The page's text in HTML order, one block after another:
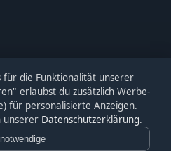
Bewertungen basieren auf
für die Funktionalität unserer
erlaubst du zusätzlich Werbe-
für personalisierte Anzeigen.
unserer Datenschutzerklärung.